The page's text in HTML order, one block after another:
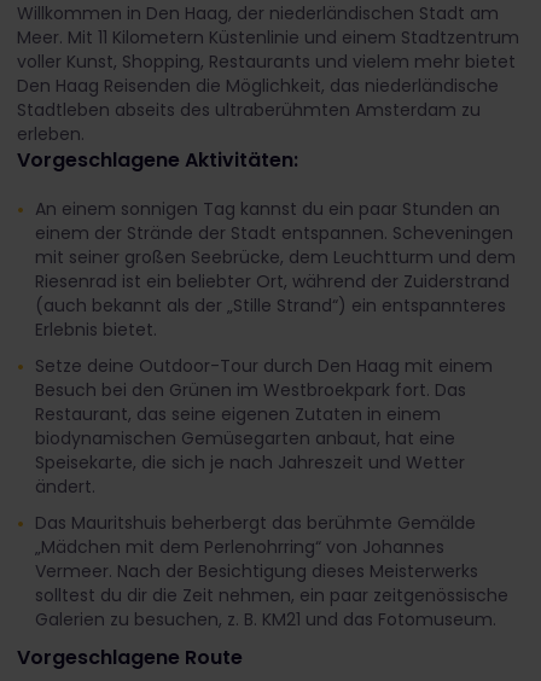
Willkommen in Den Haag, der niederländischen Stadt am
Meer. Mit 11 Kilometern Küstenlinie und einem Stadtzentrum
voller Kunst, Shopping, Restaurants und vielem mehr bietet
Den Haag Reisenden die Möglichkeit, das niederländische
Stadtleben abseits des ultraberühmten Amsterdam zu
erleben.
Vorgeschlagene Aktivitäten:
An einem sonnigen Tag kannst du ein paar Stunden an
einem der Strände der Stadt entspannen. Scheveningen
mit seiner großen Seebrücke, dem Leuchtturm und dem
Riesenrad ist ein beliebter Ort, während der Zuiderstrand
(auch bekannt als der „Stille Strand“) ein entspannteres
Erlebnis bietet.
Setze deine Outdoor-Tour durch Den Haag mit einem
Besuch bei den Grünen im Westbroekpark fort. Das
Restaurant, das seine eigenen Zutaten in einem
biodynamischen Gemüsegarten anbaut, hat eine
Speisekarte, die sich je nach Jahreszeit und Wetter
ändert.
Das Mauritshuis beherbergt das berühmte Gemälde
„Mädchen mit dem Perlenohrring“ von Johannes
Vermeer. Nach der Besichtigung dieses Meisterwerks
solltest du dir die Zeit nehmen, ein paar zeitgenössische
Galerien zu besuchen, z. B. KM21 und das Fotomuseum.
Vorgeschlagene Route